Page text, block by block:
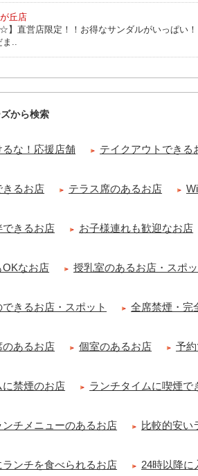
丘店
】直営店限定！！お得なサンダルがいっぱい
ま..
)手..
ゼーション専門の顧問契約 】 冷え性改善協会
から検索
るな！応援店舗 テイクアウトできる
きるお店 テラス席のあるお店
きるお店 お子様連れも歓迎なお店
OKなお店 授乳室のあるお店・スポ
きるお店・スポット 全席禁煙・完
のあるお店 個室のあるお店 予
禁煙のお店 ランチタイムに喫煙で
ンチメニューのあるお店 比較的安い
ンチを食べられるお店 24時以降に